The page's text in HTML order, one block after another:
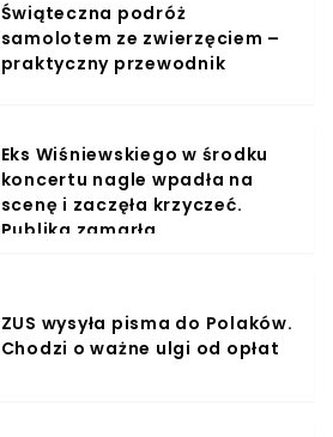
Świąteczna podróż
samolotem ze zwierzęciem –
praktyczny przewodnik
Eks Wiśniewskiego w środku
koncertu nagle wpadła na
scenę i zaczęła krzyczeć.
Publika zamarła
ZUS wysyła pisma do Polaków.
Chodzi o ważne ulgi od opłat